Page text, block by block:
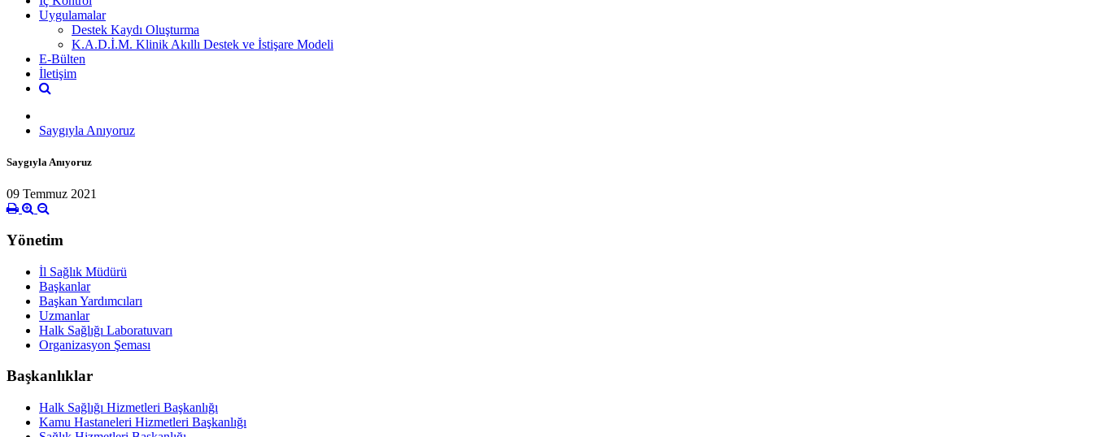
Uygulamalar
Destek Kaydı Oluşturma
K.A.D.İ.M. Klinik Akıllı Destek ve İstişare Modeli
E-Bülten
İletişim
Saygıyla Anıyoruz
Saygıyla Anıyoruz
09 Temmuz 2021
Yönetim
İl Sağlık Müdürü
Başkanlar
Başkan Yardımcıları
Uzmanlar
Halk Sağlığı Laboratuvarı
Organizasyon Şeması
Başkanlıklar
Halk Sağlığı Hizmetleri Başkanlığı
Kamu Hastaneleri Hizmetleri Başkanlığı